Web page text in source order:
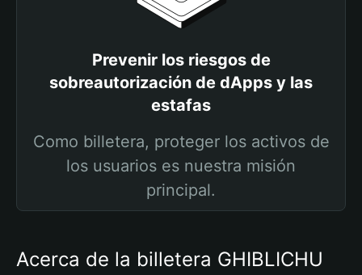
Prevenir los riesgos de
sobreautorización de dApps y las
estafas
Como billetera, proteger los activos de
los usuarios es nuestra misión
principal.
Acerca de la billetera GHIBLICHU